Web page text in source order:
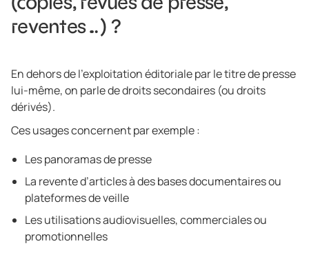
reventes…) ?
En dehors de l’exploitation éditoriale par le titre de presse
lui-même, on parle de droits secondaires (ou droits
dérivés).
Ces usages concernent par exemple :
Les panoramas de presse
La revente d’articles à des bases documentaires ou
plateformes de veille
Les utilisations audiovisuelles, commerciales ou
promotionnelles